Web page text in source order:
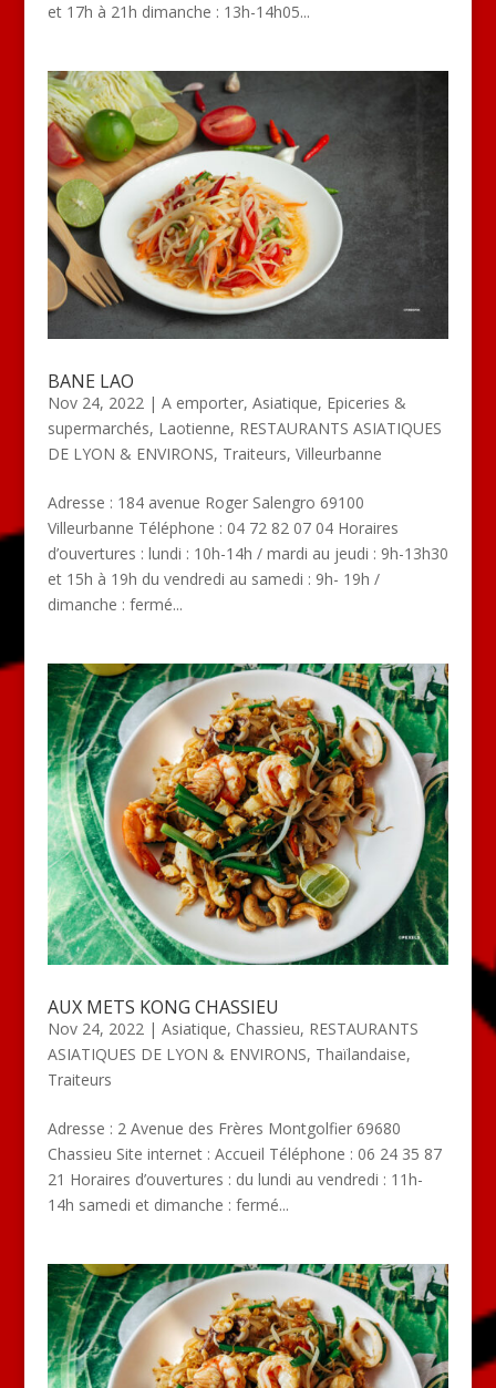
et 17h à 21h dimanche : 13h-14h05...
BANE LAO
Nov 24, 2022| A emporter, Asiatique, Epiceries &
supermarchés, Laotienne, RESTAURANTS ASIATIQUES
DE LYON & ENVIRONS, Traiteurs, Villeurbanne
Adresse : 184 avenue Roger Salengro 69100
Villeurbanne Téléphone : 04 72 82 07 04 Horaires
d’ouvertures : lundi : 10h-14h / mardi au jeudi : 9h-13h30
et 15h à 19h du vendredi au samedi : 9h- 19h /
dimanche : fermé...
AUX METS KONG CHASSIEU
Nov 24, 2022| Asiatique, Chassieu, RESTAURANTS
ASIATIQUES DE LYON & ENVIRONS, Thaïlandaise,
Traiteurs
Adresse : 2 Avenue des Frères Montgolfier 69680
Chassieu Site internet : Accueil Téléphone : 06 24 35 87
21 Horaires d’ouvertures : du lundi au vendredi : 11h-
14h samedi et dimanche : fermé...